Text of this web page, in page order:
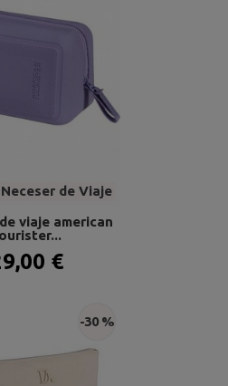
Neceser de Viaje
viaje american
€
-30 %